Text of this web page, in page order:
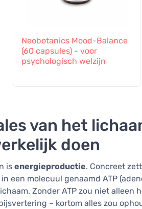
Neobotanics Mood-Balance
(60 capsules) - voor
psychologisch welzijn
van het
doen
is energieproductie. Concreet
een molecuul genaamd ATP
Zonder ATP zou niet alleen
– kortom alles zou